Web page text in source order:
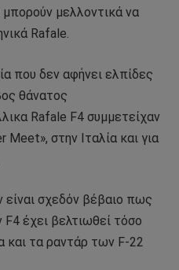
μελλοντικά να
Rafale.
που δεν αφήνει ελπίδες
θάνατος
Rafale F4 συμμετείχαν
στην Ιταλία και για
σχεδόν βέβαιο πως
έχει βελτιωθεί τόσο
και τα ραντάρ των F-22